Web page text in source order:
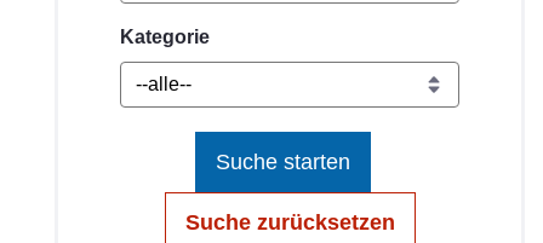
Kategorie
Suche starten
Suche zurücksetzen